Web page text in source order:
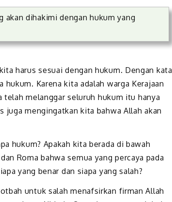
akan dihakimi dengan hukum yang
harus sesuai dengan hukum. Dengan kata
Karena kita adalah warga Kerajaan
melanggar seluruh hukum itu hanya
juga mengingatkan kita bahwa Allah akan
hukum? Apakah kita berada di bawah
Roma bahwa semua yang percaya pada
yang benar dan siapa yang salah?
untuk salah menafsirkan firman Allah